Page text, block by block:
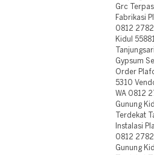
Grc
Fabrikasi
0812 2782
Kidul
Gypsum
Order
5310
WA 0812
Gunung
Terdekat
Instalasi
0812 2782
Gunung